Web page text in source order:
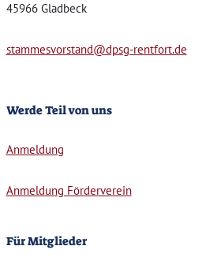
45966 Gladbeck
stammesvorstand@dpsg-rentfort.de
Werde Teil von uns
Anmeldung
Anmeldung Förderverein
Für Mitglieder